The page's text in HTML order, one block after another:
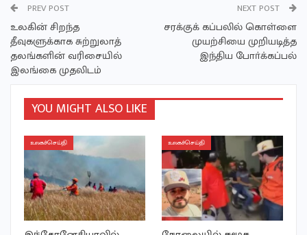
PREV POST
உலகின் சிறந்த
தீவுகளுக்காக சுற்றுலாத்
தலங்களின் வரிசையில்
இலங்கை முதலிடம்
NEXT POST
சரக்குக் கப்பலில் கொள்ளை
முயற்சியை முறியடித்த
இந்திய போா்க்கப்பல்
YOU MIGHT ALSO LIKE
உலகச்செய்தி உலகச்செய்தி